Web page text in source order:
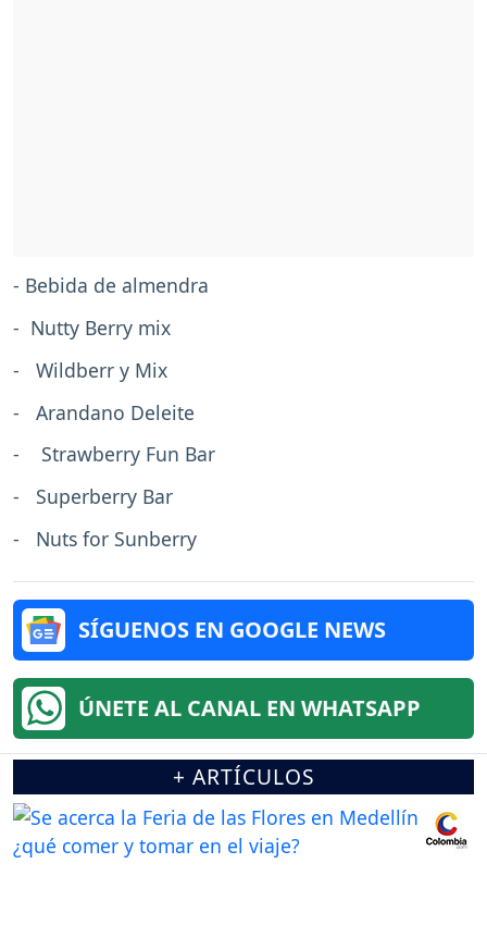
- Bebida de almendra
- Nutty Berry mix
- Wildberr y Mix
- Arandano Deleite
- Strawberry Fun Bar
- Superberry Bar
- Nuts for Sunberry
SÍGUENOS EN GOOGLE NEWS
ÚNETE AL CANAL EN WHATSAPP
+ ARTÍCULOS